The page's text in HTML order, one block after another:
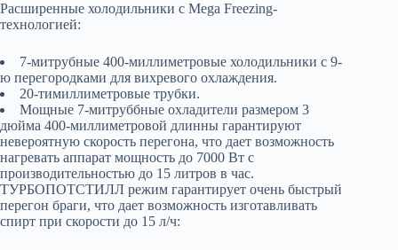
Расширенные холодильники с Mega Freezing-
технологией:
7-митрубные 400-миллиметровые холодильники с 9-
ю перегородками для вихревого охлаждения.
20-тимиллиметровые трубки.
Мощные 7-митруббные охладители размером 3
дюйма 400-миллиметровой длинны гарантируют
невероятную скорость перегона, что дает возможность
нагревать аппарат мощность до 7000 Вт с
производительностью до 15 литров в час.
ТУРБОПОТСТИЛЛ режим гарантирует очень быстрый
перегон браги, что дает возможность изготавливать
спирт при скорости до 15 л/ч: